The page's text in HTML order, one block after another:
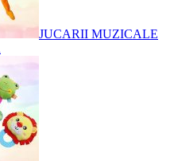
JUCARII MUZICALE